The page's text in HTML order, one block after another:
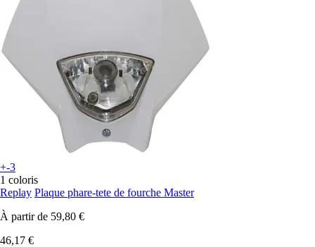
+-3
1 coloris
Replay Plaque phare-tete de fourche Master
À partir de 59,80 €
46,17 €